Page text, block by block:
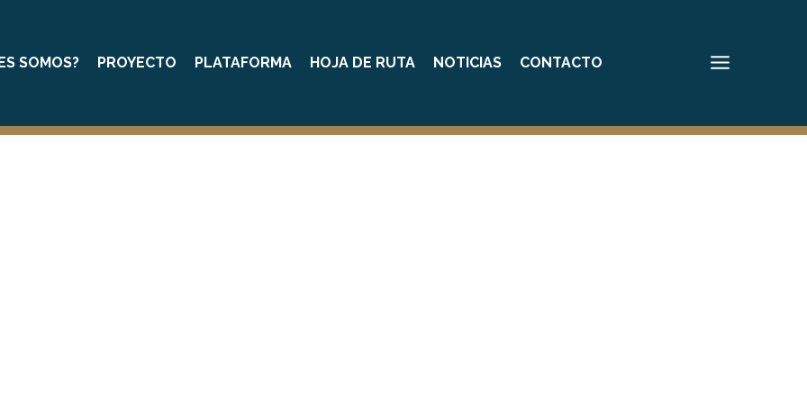
SOMOS? PROYECTO PLATAFORMA HOJA DE RUTA NOTICIAS CONTACTO
Menu
PROYECTO